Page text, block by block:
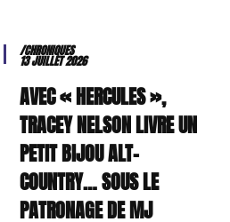
/CHRONIQUES
13 JUILLET 2026
AVEC « HERCULES »,
TRACEY NELSON LIVRE UN
PETIT BIJOU ALT-
COUNTRY… SOUS LE
PATRONAGE DE MJ